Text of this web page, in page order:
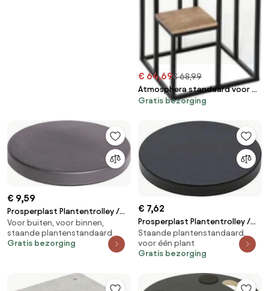
€ 64,69€ 68,99
Atmosphera standaard voor 4
potten - Plantenrek - Hoogte
Gratis bezorging
€ 9,59
Prosperplast Plantentrolley /
Multiroller - Antraciet - Ø 40
cm - Voor zware potten
Voor buiten, voor binnen,
staande plantenstandaard
Gratis bezorging
€ 7,62
Prosperplast Plantentrolley /
Multiroller - Antraciet - Ø 30 cm
- Tot 30 kg
Staande plantenstandaard,
voor één plant
Gratis bezorging